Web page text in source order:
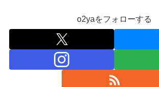
o2yaをフォローする